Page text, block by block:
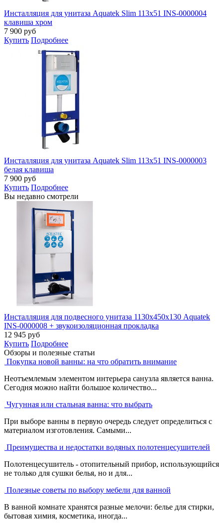
Инсталляция для унитаза Aquatek Slim 113x51 INS-0000004
клавиша хром
7 900 руб
Купить Подробнее
Инсталляция для унитаза Aquatek Slim 113x51 INS-0000003
белая клавиша
7 900 руб
Купить Подробнее
Вы недавно смотрели
Инсталляция для подвесного унитаза 1130х450х130 Aquatek
INS-0000008 + звукоизоляционная прокладка
12 945 руб
Купить Подробнее
Обзоры и полезные статьи
Покупка новой ванны: на что обратить внимание
Неотъемлемым элементом интерьера санузла является ванна.
Сегодня можно найти большое количество...
Чугунная или стальная ванна: что выбрать
При выборе ванны в первую очередь следует определиться с
материалом изготовления. Самыми...
Преимущества и недостатки водяных полотенцесушителей
Полотенцесушитель - отопительный прибор, использующийся
не только для сушки белья, но и для...
Полезные советы по выбору мебели для ванной
В ванной комнате хранятся разные мелочи: белье для стирки,
бытовая химия, косметика, иногда...